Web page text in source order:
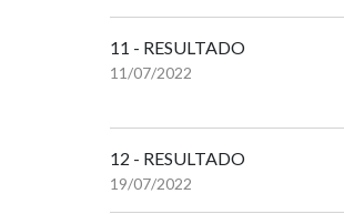
11 - RESULTADO
11/07/2022
12 - RESULTADO
19/07/2022